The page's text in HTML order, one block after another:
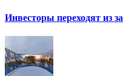
Инвесторы переходят из